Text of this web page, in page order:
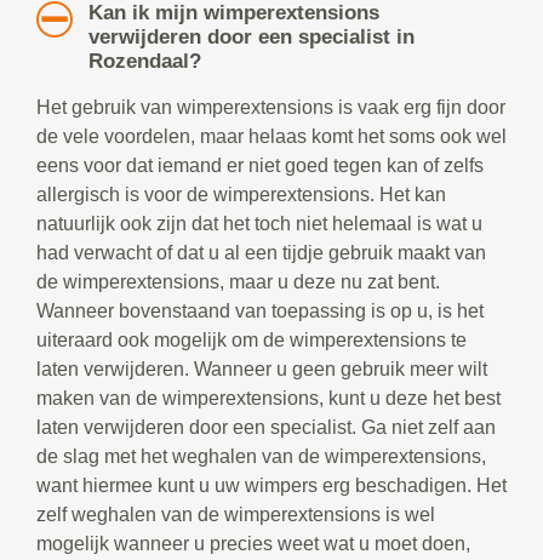
Kan ik mijn wimperextensions
verwijderen door een specialist in
Rozendaal?
Het gebruik van wimperextensions is vaak erg fijn door
de vele voordelen, maar helaas komt het soms ook wel
eens voor dat iemand er niet goed tegen kan of zelfs
allergisch is voor de wimperextensions. Het kan
natuurlijk ook zijn dat het toch niet helemaal is wat u
had verwacht of dat u al een tijdje gebruik maakt van
de wimperextensions, maar u deze nu zat bent.
Wanneer bovenstaand van toepassing is op u, is het
uiteraard ook mogelijk om de wimperextensions te
laten verwijderen. Wanneer u geen gebruik meer wilt
maken van de wimperextensions, kunt u deze het best
laten verwijderen door een specialist. Ga niet zelf aan
de slag met het weghalen van de wimperextensions,
want hiermee kunt u uw wimpers erg beschadigen. Het
zelf weghalen van de wimperextensions is wel
mogelijk wanneer u precies weet wat u moet doen,